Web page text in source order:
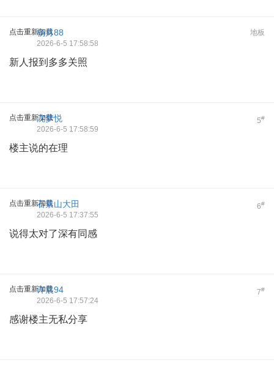
点击重新加载 地板
杨月88
2026-6-5 17:58:58
新人报到多多关照
点击重新加载 5#
沈梦悦
2026-6-5 17:58:59
楼主说的在理
点击重新加载 6#
石景山大田
2026-6-5 17:37:55
说得太对了深有同感
点击重新加载 7#
许晨94
2026-6-5 17:57:24
感谢楼主无私分享